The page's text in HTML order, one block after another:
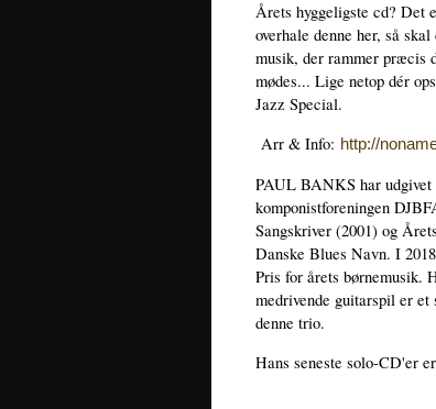
Årets hyggeligste cd? Det
overhale denne her, så
musik, der rammer præcis
mødes... Lige netop dér
Jazz Special.
Arr & Info: http://
PAUL BANKS har udgivet
komponistforeningen
Sangskriver (2001) og
Danske Blues Navn. I
Pris for årets børnemusik.
medrivende guitarspil er et
denne trio.
Hans seneste solo-CD'er